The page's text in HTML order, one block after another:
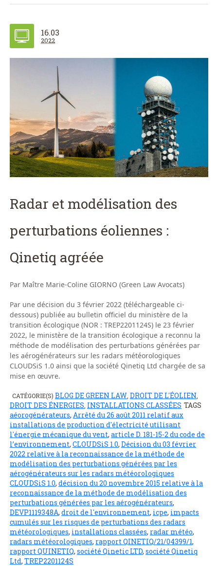
16.03
2022
Radar et modélisation des
perturbations éoliennes :
Qinetiq agréée
Par Maître Marie-Coline GIORNO (Green Law Avocats)
Par une décision du 3 février 2022 (téléchargeable ci-
dessous) publiée au bulletin officiel du ministère de la
transition écologique (NOR : TREP2201124S) le 23 février
2022, le ministère de la transition écologique a reconnu la
méthode de modélisation des perturbations générées par
les aérogénérateurs sur les radars météorologiques
CLOUDSiS 1.0 ainsi que la société Qinetiq Ltd chargée de sa
mise en œuvre.
CATÉGORIE(S) BLOG DE GREEN LAW DROIT DE L'ÉOLIEN
DROIT DES ÉNERGIES INSTALLATIONS CLASSÉES TAGS
aéorogénérateurs, Arrêté du 26 août 2011 relatif aux
installations de production d'électricité utilisant
l'énergie mécanique du vent, article D. 181-15-2 du code de
l’environnement, CLOUDSiS 1.0, Décision du 03 février
2022 relative à la reconnaissance de la méthode de
modélisation des perturbations générées par les
aérogénérateurs sur les radars météorologiques
CLOUDSiS 1.0, décision du 20 novembre 2015 relative à la
reconnaissance de la méthode de modélisation des
perturbations générées par les aérogénérateurs,
DEVP1119348A, droit de l'environnement, icpe, impacts
cumulés sur les risques de perturbations des radars
météorologiques, installations classées, radar météo,
radars météorologiques, rapport QINETIQ/21/04399/1,
rapport QUINETIQ, société Qinetic LTD, société Qinetiq
Ltd, TREP2201124S